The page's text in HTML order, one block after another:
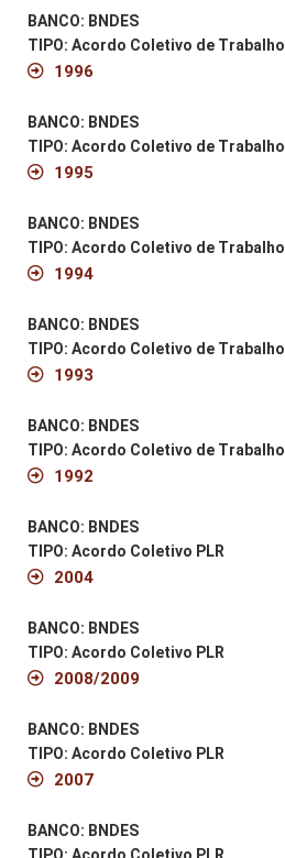
BANCO: BNDES
TIPO: Acordo Coletivo de Trabalho
1996
BANCO: BNDES
TIPO: Acordo Coletivo de Trabalho
1995
BANCO: BNDES
TIPO: Acordo Coletivo de Trabalho
1994
BANCO: BNDES
TIPO: Acordo Coletivo de Trabalho
1993
BANCO: BNDES
TIPO: Acordo Coletivo de Trabalho
1992
BANCO: BNDES
TIPO: Acordo Coletivo PLR
2004
BANCO: BNDES
TIPO: Acordo Coletivo PLR
2008/2009
BANCO: BNDES
TIPO: Acordo Coletivo PLR
2007
BANCO: BNDES